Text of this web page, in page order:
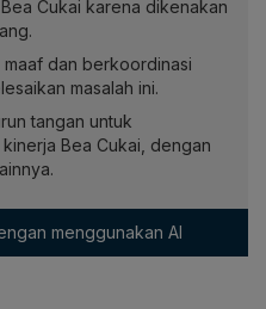
Cukai karena dikenakan
maaf dan berkoordinasi
masalah ini.
tangan untuk
Bea Cukai, dengan
menggunakan AI